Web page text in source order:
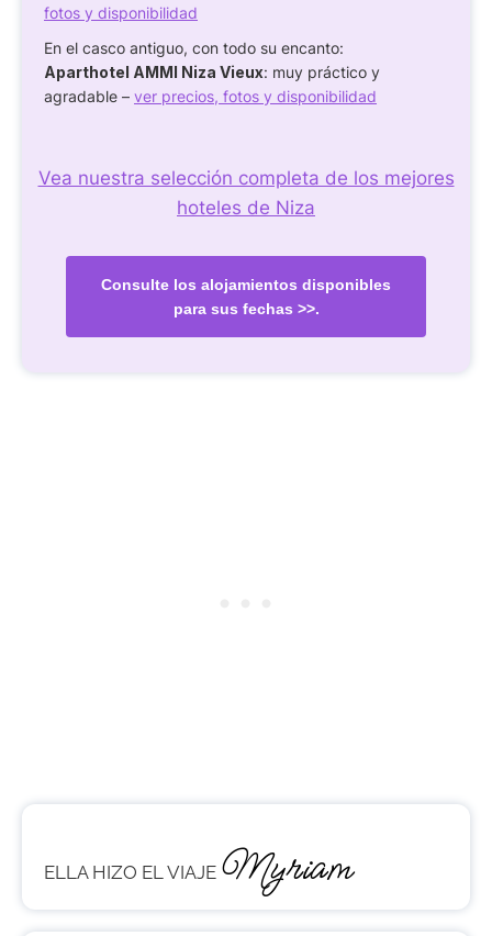
fotos y disponibilidad
En el casco antiguo, con todo su encanto:
Aparthotel AMMI Niza Vieux: muy práctico y
agradable – ver precios, fotos y disponibilidad
Vea nuestra selección completa de los mejores
hoteles de Niza
Consulte los alojamientos disponibles
para sus fechas >>.
ELLA HIZO EL VIAJE Myriam